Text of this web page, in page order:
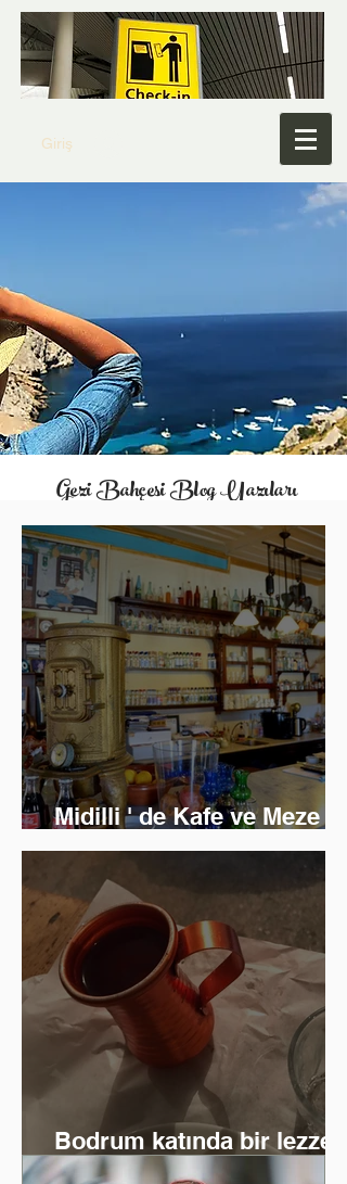
Giriş
Gezi Bahçesi Blog Yazıları
Midilli ' de Kafe ve Meze
Keyfi
Bodrum katında bir lezzet
ve zaman yolculuğu